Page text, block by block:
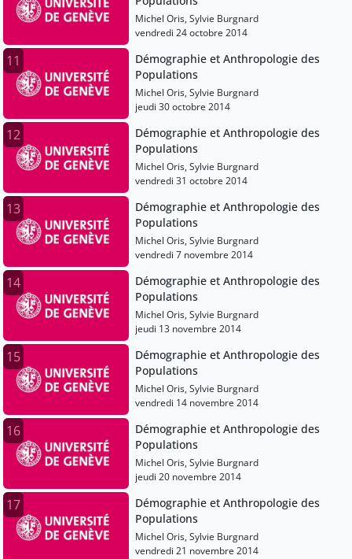
Michel Oris, Sylvie Burgnard
vendredi 24 octobre 2014
11
Démographie et Anthropologie des
Populations
Michel Oris, Sylvie Burgnard
jeudi 30 octobre 2014
12
Démographie et Anthropologie des
Populations
Michel Oris, Sylvie Burgnard
vendredi 31 octobre 2014
13
Démographie et Anthropologie des
Populations
Michel Oris, Sylvie Burgnard
vendredi 7 novembre 2014
14
Démographie et Anthropologie des
Populations
Michel Oris, Sylvie Burgnard
jeudi 13 novembre 2014
15
Démographie et Anthropologie des
Populations
Michel Oris, Sylvie Burgnard
vendredi 14 novembre 2014
16
Démographie et Anthropologie des
Populations
Michel Oris, Sylvie Burgnard
jeudi 20 novembre 2014
17
Démographie et Anthropologie des
Populations
Michel Oris, Sylvie Burgnard
vendredi 21 novembre 2014